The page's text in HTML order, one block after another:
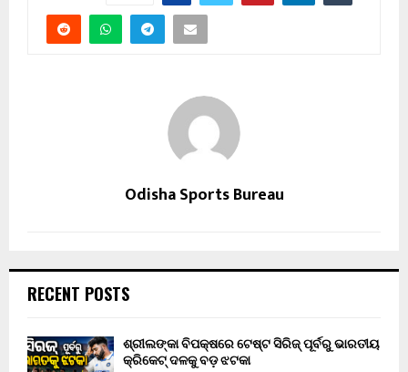
Odisha Sports Bureau
RECENT POSTS
ଶ୍ରୀଲଙ୍କା ବିପକ୍ଷରେ ଟେଷ୍ଟ ସିରିଜ୍ ପୂର୍ବରୁ ଭାରତୀୟ
କ୍ରିକେଟ୍ ଦଳକୁ ବଡ଼ ଝଟକା